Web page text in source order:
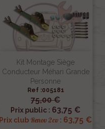
Kit Montage Siège
Conducteur Méhari Grande
Personne
Ref :005181
75,00 €
Prix public : 63,75 €
Prix club Renov 2cv : 63,75 €